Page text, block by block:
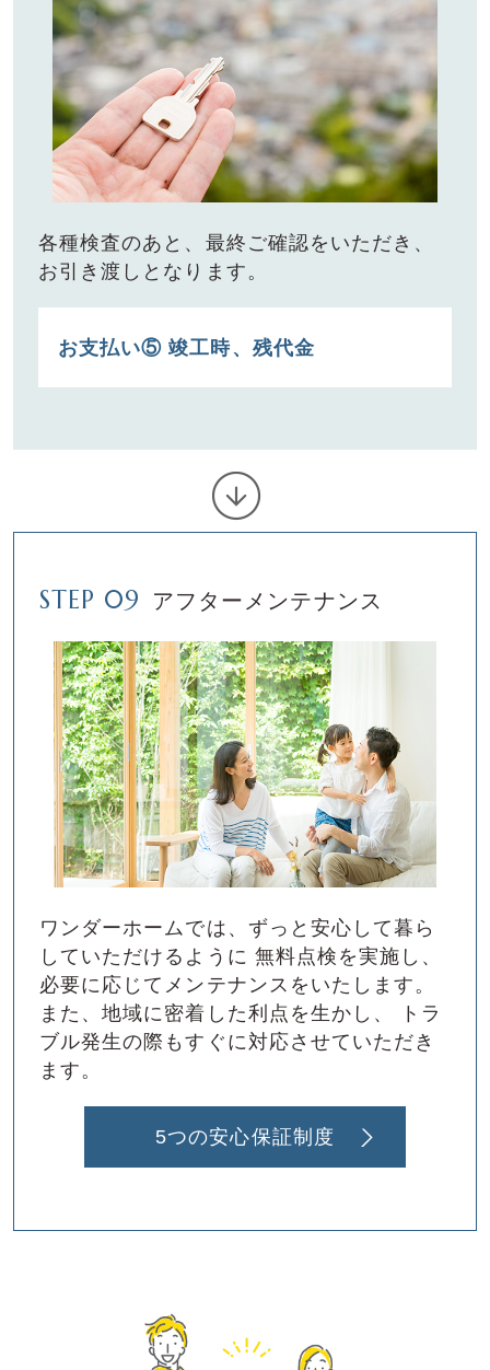
各種検査のあと、最終ご確認をいただき、
お引き渡しとなります。
お⽀払い⑤ 竣⼯時、残代⾦
STEP 09 アフターメンテナンス
ワンダーホームでは、ずっと安⼼して暮ら
していただけるように 無料点検を実施し、
必要に応じてメンテナンスをいたします。
また、地域に密着した利点を⽣かし、
トラ
ブル発⽣の際もすぐに対応させていただき
ます。
5つの安⼼保証制度